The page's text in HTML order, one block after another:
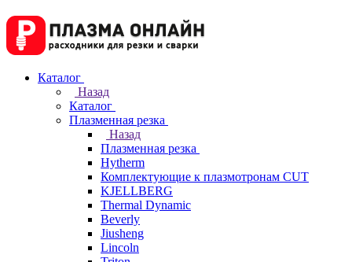
Каталог
Назад
Каталог
Плазменная резка
Назад
Плазменная резка
Hytherm
Комплектующие к плазмотронам CUT
KJELLBERG
Thermal Dynamic
Beverly
Jiusheng
Lincoln